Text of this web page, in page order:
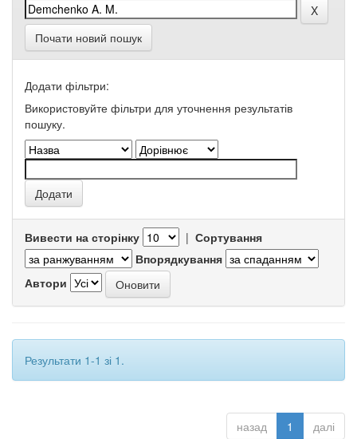
Почати новий пошук
Додати фільтри:
Використовуйте фільтри для уточнення результатів
пошуку.
Вивести на сторінку | Сортування
Впорядкування
Автори
Результати 1-1 зі 1.
назад 1 далі